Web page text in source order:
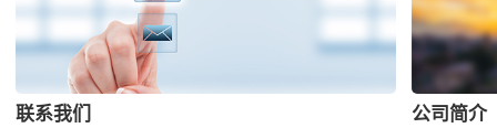
联系我们 公司简介